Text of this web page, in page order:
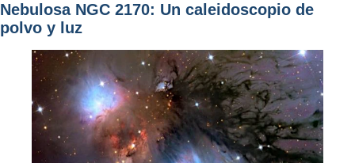
Nebulosa NGC 2170: Un caleidoscopio de
polvo y luz